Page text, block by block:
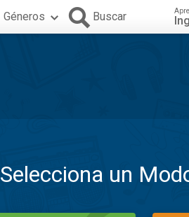
Géneros Buscar
Selecciona un